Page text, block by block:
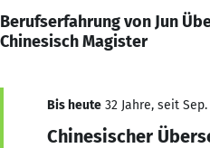
Berufserfahrung von Jun
Chinesisch Magister
Bis heute 32 Jahre, seit Sep.
Chinesischer